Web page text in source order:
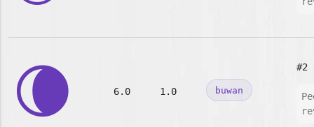
🌘 6.0 1.0 buwan
#2